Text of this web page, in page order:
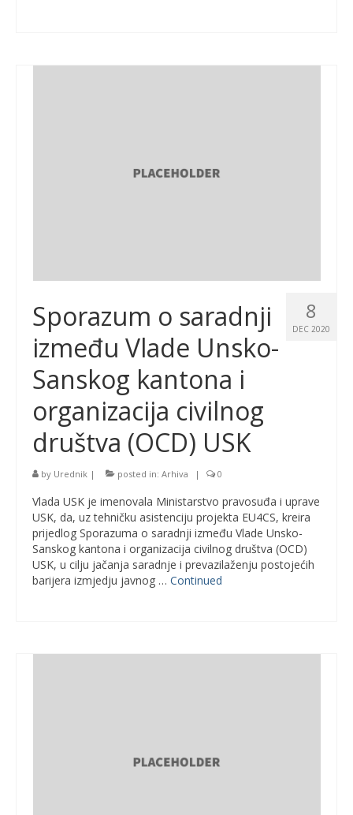
8
DEC 2020
Sporazum o saradnji
između Vlade Unsko-
Sanskog kantona i
organizacija civilnog
društva (OCD) USK
by Urednik | posted in: Arhiva | 0
Vlada USK je imenovala Ministarstvo pravosuđa i uprave
USK, da, uz tehničku asistenciju projekta EU4CS, kreira
prijedlog Sporazuma o saradnji između Vlade Unsko-
Sanskog kantona i organizacija civilnog društva (OCD)
USK, u cilju jačanja saradnje i prevazilaženju postojećih
barijera izmjedju javnog … Continued